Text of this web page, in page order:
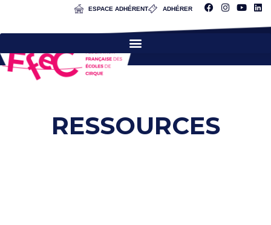
ESPACE ADHÉRENT ADHÉRER
RESSOURCES